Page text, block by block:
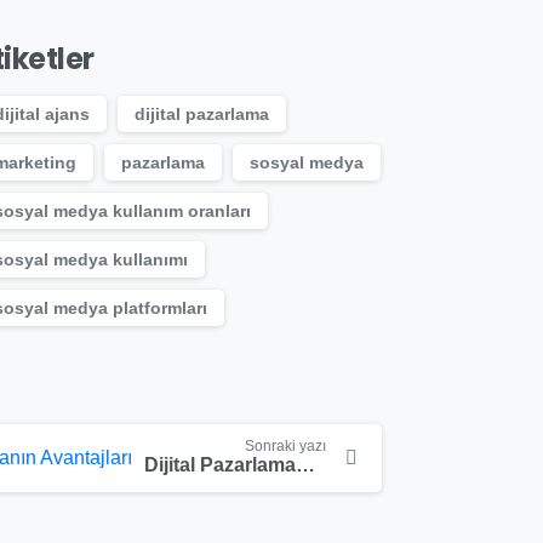
ajans dijital pazarlama
pazarlama sosyal medya
medya kullanım oranları
medya kullanımı
medya platformları
Sonraki yazı
Dijital Pazarlamanın Avantajları